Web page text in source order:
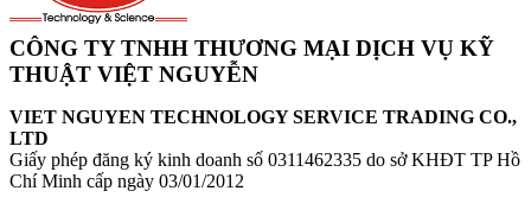
CÔNG TY TNHH THƯƠNG MẠI DỊCH VỤ KỸ
THUẬT VIỆT NGUYỄN
VIET NGUYEN TECHNOLOGY SERVICE TRADING CO.,
LTD
Giấy phép đăng ký kinh doanh số 0311462335 do sở KHĐT TP Hồ
Chí Minh cấp ngày 03/01/2012